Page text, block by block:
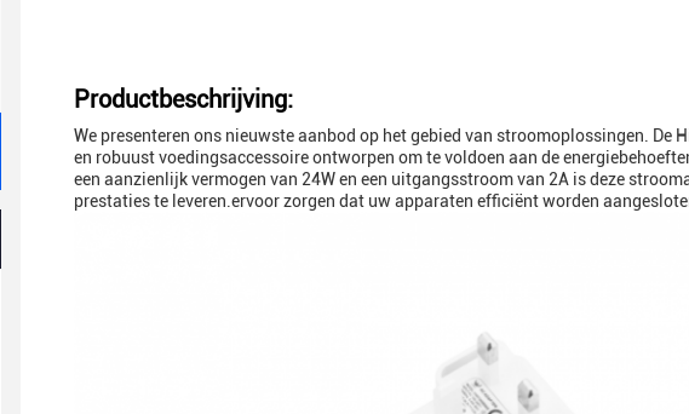
Productbeschrijving:
We presenteren ons nieuwste aanbod op het gebied van stroomoplossingen. De
en robuust voedingsaccessoire ontworpen om te voldoen aan de
een aanzienlijk vermogen van 24W en een uitgangsstroom van 2A is deze
prestaties te leveren.ervoor zorgen dat uw apparaten efficiënt worden